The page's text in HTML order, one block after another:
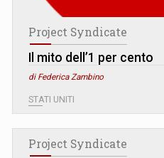
Project Syndicate
Il mito dell’1 per cento
di Federica Zambino
STATI UNITI
Project Syndicate